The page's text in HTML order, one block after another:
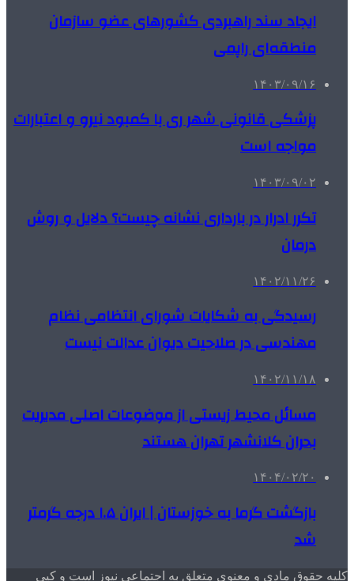
ایجاد سند راهبردی کشورهای عضو سازمان
منطقه‌ای راپمی
۱۴۰۳/۰۹/۱۶
پزشکی قانونی شهر ری با کمبود نیرو و اعتبارات
مواجه است
۱۴۰۳/۰۹/۰۲
تکرر ادرار در بارداری نشانه چیست؟ دلایل و روش
درمان
۱۴۰۲/۱۱/۲۶
رسیدگی به شکایات شورای انتظامی نظام
مهندسی در صلاحیت دیوان عدالت نیست
۱۴۰۲/۱۱/۱۸
مسائل محیط زیستی از موضوعات اصلی مدیریت
بحران کلانشهر تهران هستند
۱۴۰۴/۰۲/۲۰
بازگشت گرما به خوزستان | ایران ۱.۵ درجه گرمتر
شد
کلیه حقوق مادی و معنوی متعلق به اجتماعی نیوز است و کپی